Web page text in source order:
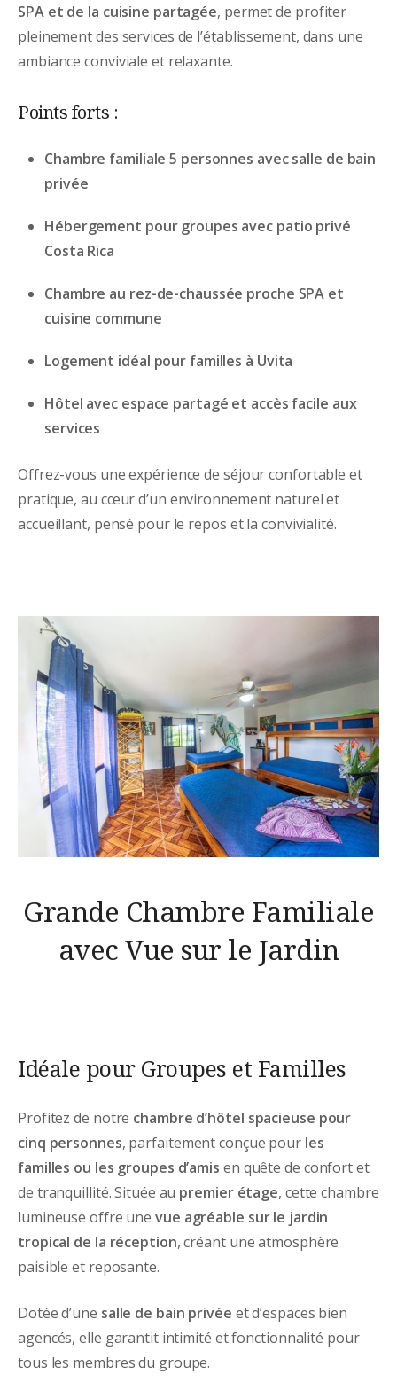
SPA et de la cuisine partagée, permet de profiter
pleinement des services de l’établissement, dans une
ambiance conviviale et relaxante.
Points forts :
Chambre familiale 5 personnes avec salle de bain
privée
Hébergement pour groupes avec patio privé
Costa Rica
Chambre au rez-de-chaussée proche SPA et
cuisine commune
Logement idéal pour familles à Uvita
Hôtel avec espace partagé et accès facile aux
services
Offrez-vous une expérience de séjour confortable et
pratique, au cœur d’un environnement naturel et
accueillant, pensé pour le repos et la convivialité.
Grande Chambre Familiale
avec Vue sur le Jardin
Idéale pour Groupes et Familles
Profitez de notre chambre d’hôtel spacieuse pour
cinq personnes, parfaitement conçue pour les
familles ou les groupes d’amis en quête de confort et
de tranquillité. Située au premier étage, cette chambre
lumineuse offre une vue agréable sur le jardin
tropical de la réception, créant une atmosphère
paisible et reposante.
Dotée d’une salle de bain privée et d’espaces bien
agencés, elle garantit intimité et fonctionnalité pour
tous les membres du groupe.